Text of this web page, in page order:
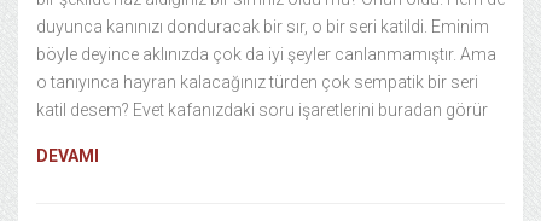
duyunca kanınızı donduracak bir sır, o bir seri katildi. Eminim
böyle deyince aklınızda çok da iyi şeyler canlanmamıştır. Ama
o tanıyınca hayran kalacağınız türden çok sempatik bir seri
katil desem? Evet kafanızdaki soru işaretlerini buradan görür
DEVAMI